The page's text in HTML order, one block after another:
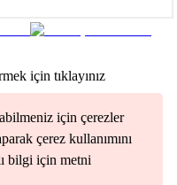
için çerezler
çerez kullanımını
bilgi için metni
için tıklayınız